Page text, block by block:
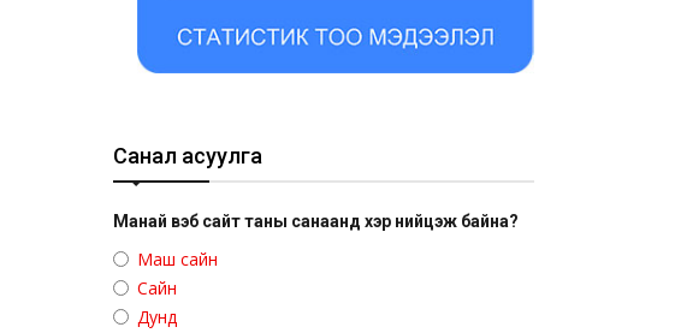
Санал асуулга
Манай вэб сайт таны санаанд хэр нийцэж байна?
Маш сайн
Сайн
Дунд